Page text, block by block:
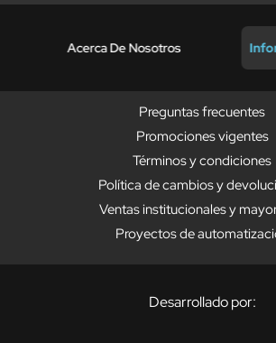
Acerca De Nosotros
Preguntas frecuentes
Promociones vigentes
Términos y condiciones
Política de cambios y
Ventas institucionales y
Proyectos de
Desarrollado por: